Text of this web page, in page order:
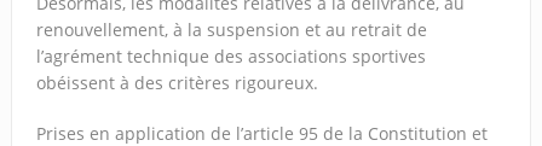
renouvellement, à la suspension et au retrait de
l’agrément technique des associations sportives
obéissent à des critères rigoureux.
Prises en application de l’article 95 de la Constitution et